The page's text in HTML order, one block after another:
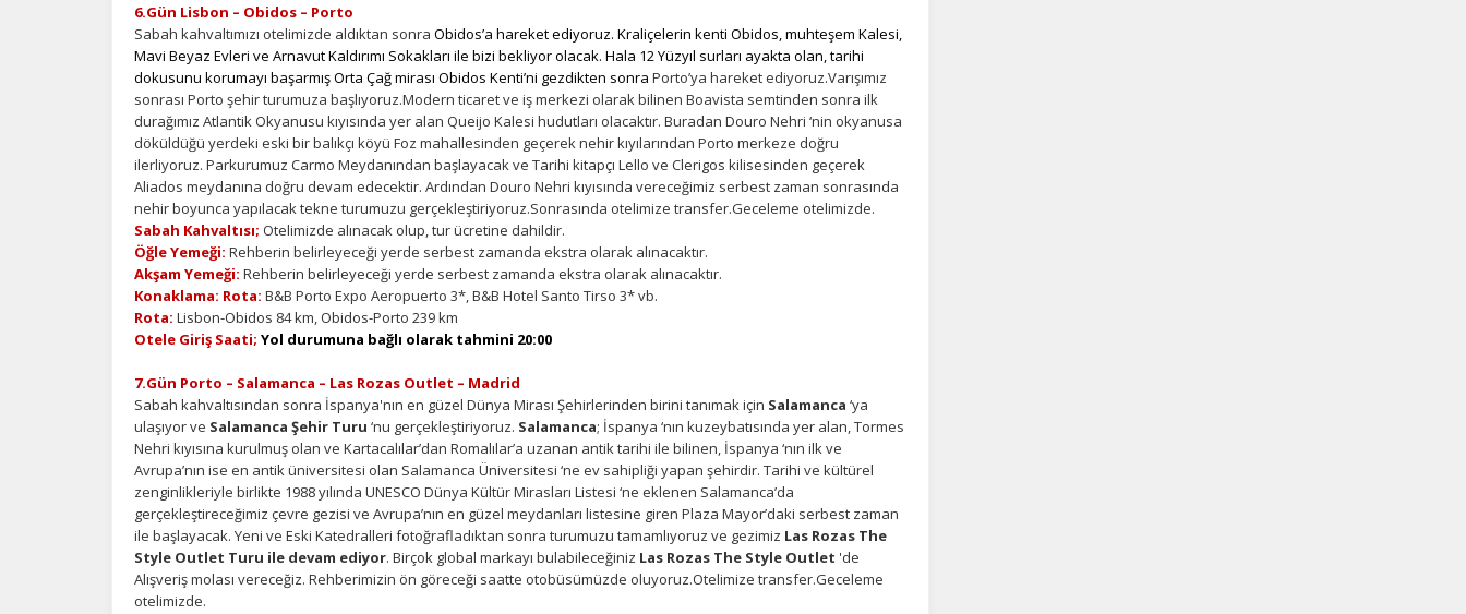
6.Gün Lisbon – Obidos – Porto
Sabah kahvaltımızı otelimizde aldıktan sonra Obidos’a hareket ediyoruz. Kraliçelerin kenti Obidos, muhteşem Kalesi,
Mavi Beyaz Evleri ve Arnavut Kaldırımı Sokakları ile bizi bekliyor olacak. Hala 12 Yüzyıl surları ayakta olan, tarihi
dokusunu korumayı başarmış Orta Çağ mirası Obidos Kenti’ni gezdikten sonra Porto’ya hareket ediyoruz.Varışımız
sonrası Porto şehir turumuza başlıyoruz.Modern ticaret ve iş merkezi olarak bilinen Boavista semtinden sonra ilk
durağımız Atlantik Okyanusu kıyısında yer alan Queijo Kalesi hudutları olacaktır. Buradan Douro Nehri ‘nin okyanusa
döküldüğü yerdeki eski bir balıkçı köyü Foz mahallesinden geçerek nehir kıyılarından Porto merkeze doğru
ilerliyoruz. Parkurumuz Carmo Meydanından başlayacak ve Tarihi kitapçı Lello ve Clerigos kilisesinden geçerek
Aliados meydanına doğru devam edecektir. Ardından Douro Nehri kıyısında vereceğimiz serbest zaman sonrasında
nehir boyunca yapılacak tekne turumuzu gerçekleştiriyoruz.Sonrasında otelimize transfer.Geceleme otelimizde.
Sabah Kahvaltısı; Otelimizde alınacak olup, tur ücretine dahildir.
Öğle Yemeği: Rehberin belirleyeceği yerde serbest zamanda ekstra olarak alınacaktır.
Akşam Yemeği: Rehberin belirleyeceği yerde serbest zamanda ekstra olarak alınacaktır.
Konaklama: Rota: B&B Porto Expo Aeropuerto 3*, B&B Hotel Santo Tirso 3* vb.
Rota: Lisbon-Obidos 84 km, Obidos-Porto 239 km
Otele Giriş Saati; Yol durumuna bağlı olarak tahmini 20:00
7.Gün Porto – Salamanca – Las Rozas Outlet – Madrid
Sabah kahvaltısından sonra İspanya'nın en güzel Dünya Mirası Şehirlerinden birini tanımak için Salamanca ‘ya
ulaşıyor ve Salamanca Şehir Turu ‘nu gerçekleştiriyoruz. Salamanca; İspanya ‘nın kuzeybatısında yer alan, Tormes
Nehri kıyısına kurulmuş olan ve Kartacalılar’dan Romalılar’a uzanan antik tarihi ile bilinen, İspanya ‘nın ilk ve
Avrupa’nın ise en antik üniversitesi olan Salamanca Üniversitesi ‘ne ev sahipliği yapan şehirdir. Tarihi ve kültürel
zenginlikleriyle birlikte 1988 yılında UNESCO Dünya Kültür Mirasları Listesi ‘ne eklenen Salamanca’da
gerçekleştireceğimiz çevre gezisi ve Avrupa’nın en güzel meydanları listesine giren Plaza Mayor’daki serbest zaman
ile başlayacak. Yeni ve Eski Katedralleri fotoğrafladıktan sonra turumuzu tamamlıyoruz ve gezimiz Las Rozas The
Style Outlet Turu ile devam ediyor. Birçok global markayı bulabileceğiniz Las Rozas The Style Outlet 'de
Alışveriş molası vereceğiz. Rehberimizin ön göreceği saatte otobüsümüzde oluyoruz.Otelimize transfer.Geceleme
otelimizde.